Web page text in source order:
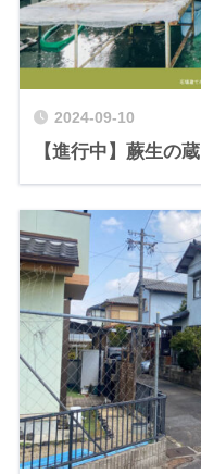
2024-09-10
【進行中】蕨生の蔵